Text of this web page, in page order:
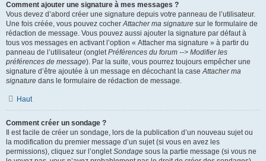
Comment ajouter une signature à mes messages ?
Vous devez d’abord créer une signature depuis votre panneau de l’utilisateur.
Une fois créée, vous pouvez cocherAttacher ma signature sur le formulaire de
rédaction de message. Vous pouvez aussi ajouter la signature par défaut à
tous vos messages en activant l’option « Attacher ma signature » à partir du
panneau de l’utilisateur (ongletPréférences du forum --> Modifier les
préférences de message). Par la suite, vous pourrez toujours empêcher une
signature d’être ajoutée à un message en décochant la caseAttacher ma
signature dans le formulaire de rédaction de message.
Haut
Comment créer un sondage ?
Il est facile de créer un sondage, lors de la publication d’un nouveau sujet ou
la modification du premier message d’un sujet (si vous en avez les
permissions), cliquez sur l’ongletSondage sous la partie message (si vous ne